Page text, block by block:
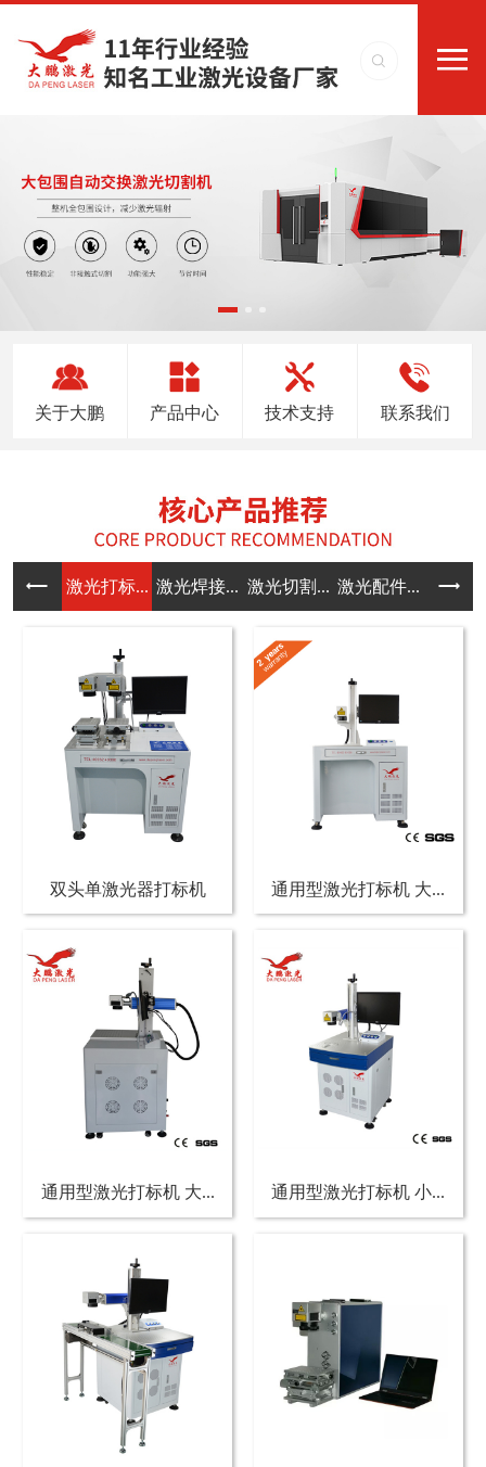
关于大鹏 产品中心 技术支持 联系我们
激光打标... 激光焊接... 激光切割... 激光配件...
双头单激光器打标机 通用型激光打标机 大...
通用型激光打标机 大... 通用型激光打标机 小...